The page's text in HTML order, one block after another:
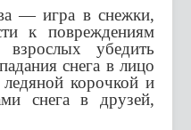
— игра в снежки,
к повреждениям
взрослых убедить
снега в лицо
корочкой и
снега в друзей,